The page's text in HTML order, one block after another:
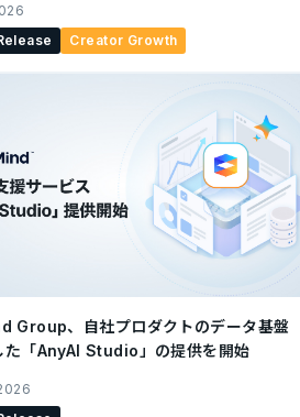
Creator Growth
Group、自社プロダクトのデータ基盤
た「AnyAI Studio」の提供を開始